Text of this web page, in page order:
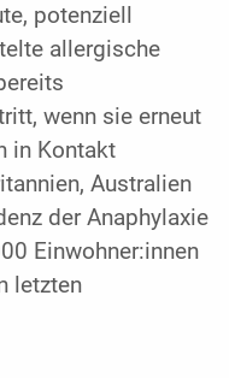
potenziell
allergische
wenn sie erneut
in Kontakt
Australien
der Anaphylaxie
Einwohner:innen
letzten